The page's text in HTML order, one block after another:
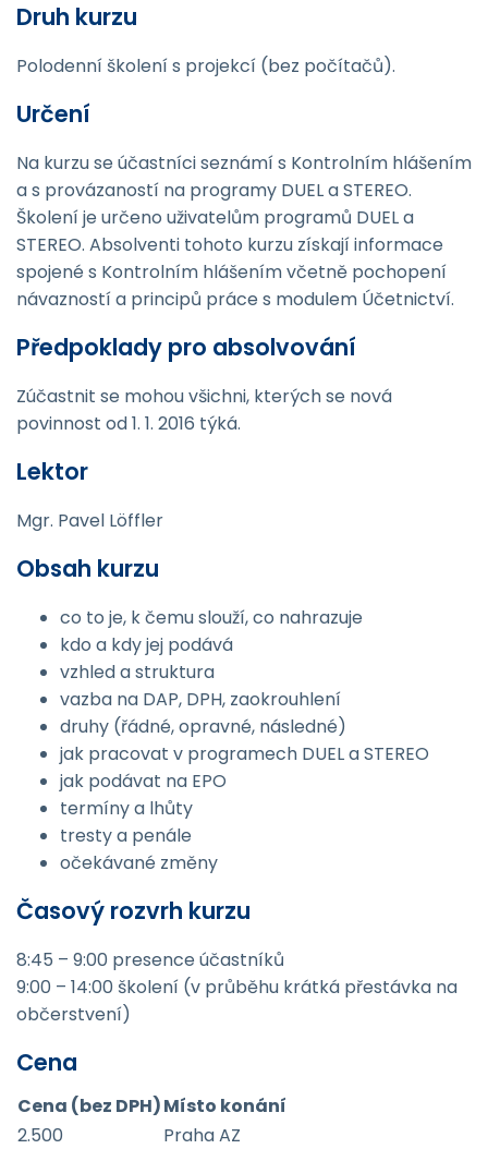
Druh kurzu
Polodenní školení s projekcí (bez počítačů).
Určení
Na kurzu se účastníci seznámí s Kontrolním hlášením
a s provázaností na programy DUEL a STEREO.
Školení je určeno uživatelům programů DUEL a
STEREO. Absolventi tohoto kurzu získají informace
spojené s Kontrolním hlášením včetně pochopení
návazností a principů práce s modulem Účetnictví.
Předpoklady pro absolvování
Zúčastnit se mohou všichni, kterých se nová
povinnost od 1. 1. 2016 týká.
Lektor
Mgr. Pavel Löffler
Obsah kurzu
co to je, k čemu slouží, co nahrazuje
kdo a kdy jej podává
vzhled a struktura
vazba na DAP, DPH, zaokrouhlení
druhy (řádné, opravné, následné)
jak pracovat v programech DUEL a STEREO
jak podávat na EPO
termíny a lhůty
tresty a penále
očekávané změny
Časový rozvrh kurzu
8:45 – 9:00 presence účastníků
9:00 – 14:00 školení (v průběhu krátká přestávka na
občerstvení)
Cena
Cena (bez DPH)Místo konání
2.500
Praha AZ